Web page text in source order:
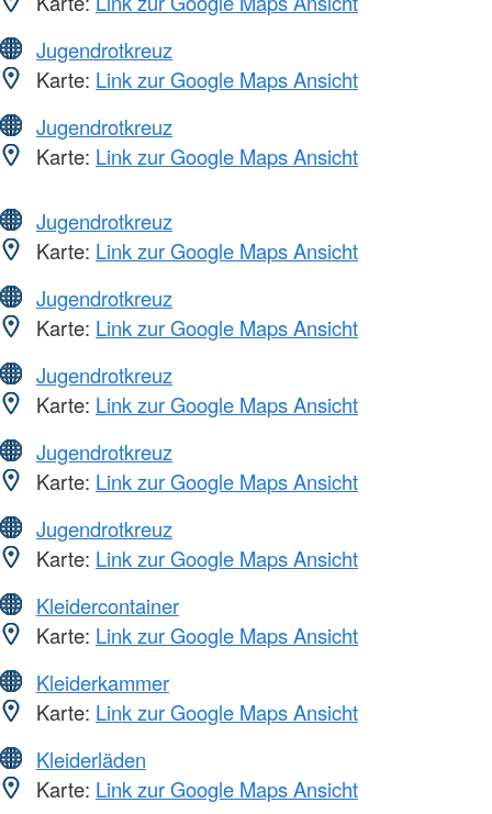
Jugendrotkreuz
Karte: Link zur Google Maps Ansicht
Jugendrotkreuz
Karte: Link zur Google Maps Ansicht
Jugendrotkreuz
Karte: Link zur Google Maps Ansicht
Jugendrotkreuz
Karte: Link zur Google Maps Ansicht
Jugendrotkreuz
Karte: Link zur Google Maps Ansicht
Jugendrotkreuz
Karte: Link zur Google Maps Ansicht
Jugendrotkreuz
Karte: Link zur Google Maps Ansicht
Kleidercontainer
Karte: Link zur Google Maps Ansicht
Kleiderkammer
Karte: Link zur Google Maps Ansicht
Kleiderläden
Karte: Link zur Google Maps Ansicht